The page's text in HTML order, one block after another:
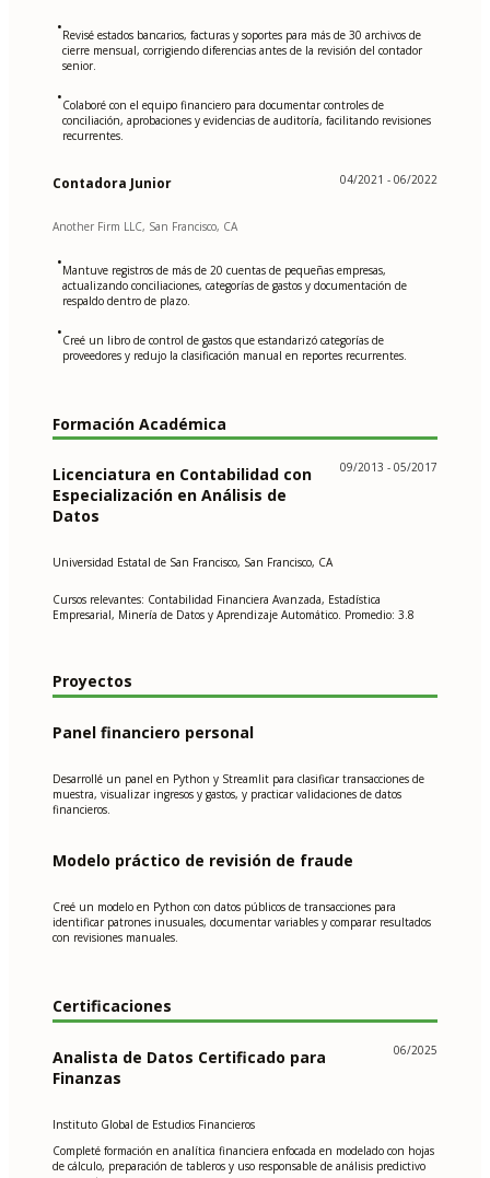
•Revisé estados bancarios, facturas y soportes para más de 30 archivos de
cierre mensual, corrigiendo diferencias antes de la revisión del contador
senior.
•Colaboré con el equipo financiero para documentar controles de
conciliación, aprobaciones y evidencias de auditoría, facilitando revisiones
recurrentes.
Contadora Junior 04/2021 - 06/2022
Another Firm LLC, San Francisco, CA
•Mantuve registros de más de 20 cuentas de pequeñas empresas,
actualizando conciliaciones, categorías de gastos y documentación de
respaldo dentro de plazo.
•Creé un libro de control de gastos que estandarizó categorías de
proveedores y redujo la clasificación manual en reportes recurrentes.
Formación Académica
Licenciatura en Contabilidad con
Especialización en Análisis de
Datos
09/2013 - 05/2017
Universidad Estatal de San Francisco, San Francisco, CA
Cursos relevantes: Contabilidad Financiera Avanzada, Estadística
Empresarial, Minería de Datos y Aprendizaje Automático. Promedio: 3.8
Proyectos
Panel financiero personal
Desarrollé un panel en Python y Streamlit para clasificar transacciones de
muestra, visualizar ingresos y gastos, y practicar validaciones de datos
financieros.
Modelo práctico de revisión de fraude
Creé un modelo en Python con datos públicos de transacciones para
identificar patrones inusuales, documentar variables y comparar resultados
con revisiones manuales.
Certificaciones
Analista de Datos Certificado para
Finanzas
06/2025
Instituto Global de Estudios Financieros
Completé formación en analítica financiera enfocada en modelado con hojas
de cálculo, preparación de tableros y uso responsable de análisis predictivo